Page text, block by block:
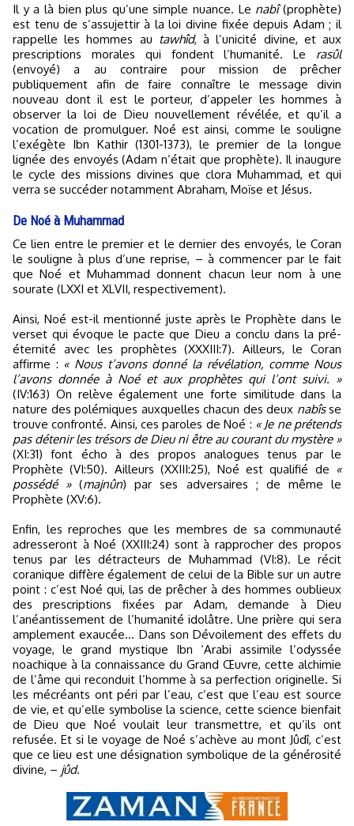
Il y a là bien plus qu’une simple nuance. Le nabî(prophète)
est tenu de s’assujettir à la loi divine fixée depuis Adam ; il
rappelle les hommes au tawhîd, à l’unicité divine, et aux
prescriptions morales qui fondent l’humanité. Le rasûl
(envoyé) a au contraire pour mission de prêcher
publiquement afin de faire connaître le message divin
nouveau dont il est le porteur, d’appeler les hommes à
observer la loi de Dieu nouvellement révélée, et qu’il a
vocation de promulguer. Noé est ainsi, comme le souligne
l’exégète Ibn Kathir (1301-1373), le premier de la longue
lignée des envoyés (Adam n’était que prophète). Il inaugure
le cycle des missions divines que clora Muhammad, et qui
verra se succéder notamment Abraham, Moïse et Jésus.
De Noé à Muhammad
Ce lien entre le premier et le dernier des envoyés, le Coran
le souligne à plus d’une reprise, – à commencer par le fait
que Noé et Muhammad donnent chacun leur nom à une
sourate (LXXI et XLVII, respectivement).
Ainsi, Noé est-il mentionné juste après le Prophète dans le
verset qui évoque le pacte que Dieu a conclu dans la pré-
éternité avec les prophètes (XXXIII:7). Ailleurs, le Coran
affirme : « Nous t’avons donné la révélation, comme Nous
l’avons donnée à Noé et aux prophètes qui l’ont suivi. »
(IV:163) On relève également une forte similitude dans la
nature des polémiques auxquelles chacun des deux nabîsse
trouve confronté. Ainsi, ces paroles de Noé : « Je ne prétends
pas détenir les trésors de Dieu ni être au courant du mystère »
(XI:31) font écho à des propos analogues tenus par le
Prophète (VI:50). Ailleurs (XXIII:25), Noé est qualifié de «
possédé »(majnûn) par ses adversaires ; de même le
Prophète (XV:6).
Enfin, les reproches que les membres de sa communauté
adresseront à Noé (XXIII:24) sont à rapprocher des propos
tenus par les détracteurs de Muhammad (VI:8). Le récit
coranique diffère également de celui de la Bible sur un autre
point : c’est Noé qui, las de prêcher à des hommes oublieux
des prescriptions fixées par Adam, demande à Dieu
l’anéantissement de l’humanité idolâtre. Une prière qui sera
amplement exaucée... Dans son Dévoilement des effets du
voyage, le grand mystique Ibn ‘Arabi assimile l’odyssée
noachique à la connaissance du Grand Œuvre, cette alchimie
de l’âme qui reconduit l’homme à sa perfection originelle. Si
les mécréants ont péri par l’eau, c’est que l’eau est source
de vie, et qu’elle symbolise la science, cette science bienfait
de Dieu que Noé voulait leur transmettre, et qu’ils ont
refusée. Et si le voyage de Noé s’achève au mont Jûdî, c’est
que ce lieu est une désignation symbolique de la générosité
divine, – jûd.